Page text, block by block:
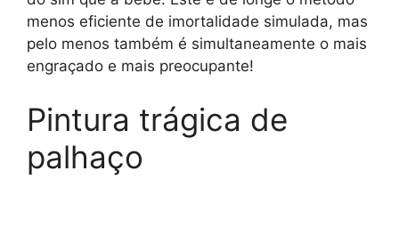
menos eficiente de imortalidade simulada, mas
pelo menos também é simultaneamente o mais
engraçado e mais preocupante!
Pintura trágica de
palhaço